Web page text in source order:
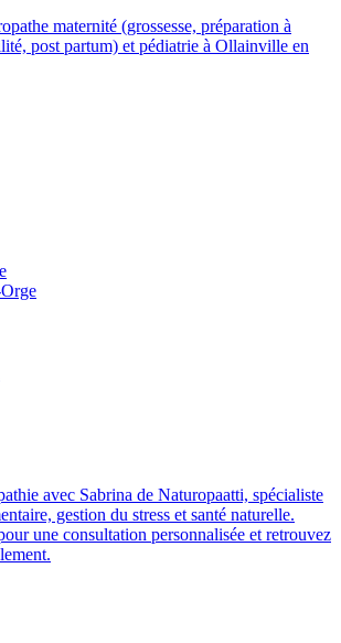
maternité (grossesse, préparation à
post partum) et pédiatrie à Ollainville en
avec Sabrina de Naturopaatti, spécialiste
gestion du stress et santé naturelle.
une consultation personnalisée et retrouvez